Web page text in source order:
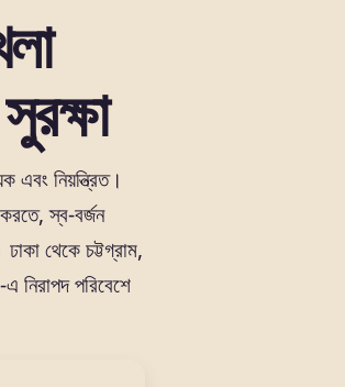
এবং নিয়ন্ত্রিত।
স্ব-বর্জন
থেকে চট্টগ্রাম,
নিরাপদ পরিবেশে